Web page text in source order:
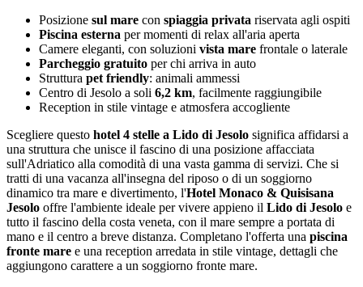
Posizione sul mare con spiaggia privata riservata agli ospiti
Piscina esterna per momenti di relax all'aria aperta
Camere eleganti, con soluzioni vista mare frontale o laterale
Parcheggio gratuito per chi arriva in auto
Struttura pet friendly: animali ammessi
Centro di Jesolo a soli 6,2 km, facilmente raggiungibile
Reception in stile vintage e atmosfera accogliente
Scegliere questo hotel 4 stelle a Lido di Jesolo significa affidarsi a
una struttura che unisce il fascino di una posizione affacciata
sull'Adriatico alla comodità di una vasta gamma di servizi. Che si
tratti di una vacanza all'insegna del riposo o di un soggiorno
dinamico tra mare e divertimento, l'Hotel Monaco & Quisisana
Jesolo offre l'ambiente ideale per vivere appieno il Lido di Jesolo e
tutto il fascino della costa veneta, con il mare sempre a portata di
mano e il centro a breve distanza. Completano l'offerta una piscina
fronte mare e una reception arredata in stile vintage, dettagli che
aggiungono carattere a un soggiorno fronte mare.